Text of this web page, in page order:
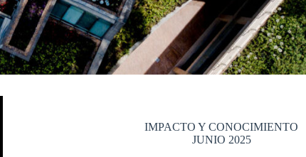
IMPACTO Y CONOCIMIENTO
JUNIO 2025